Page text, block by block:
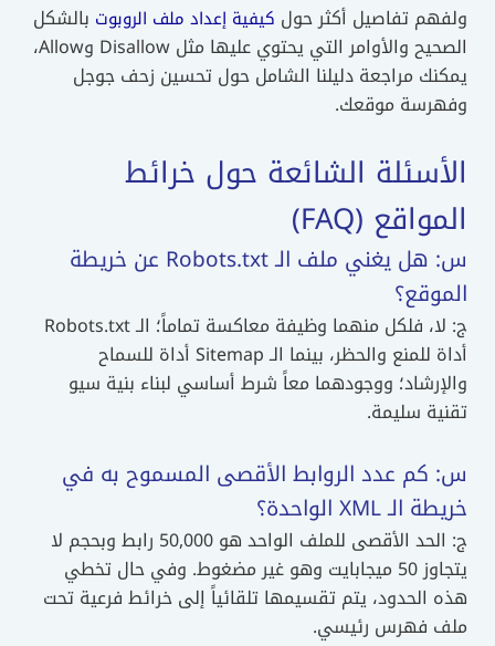
ولفهم تفاصيل أكثر حول كيفية إعداد ملف الروبوت بالشكل
الصحيح والأوامر التي يحتوي عليها مثل Disallow وAllow،
يمكنك مراجعة دليلنا الشامل حول تحسين زحف جوجل
وفهرسة موقعك.
الأسئلة الشائعة حول خرائط
المواقع (FAQ)
س: هل يغني ملف الـ Robots.txt عن خريطة
الموقع؟
ج: لا، فلكل منهما وظيفة معاكسة تماماً؛ الـ Robots.txt
أداة للمنع والحظر، بينما الـ Sitemap أداة للسماح
والإرشاد؛ ووجودهما معاً شرط أساسي لبناء بنية سيو
تقنية سليمة.
س: كم عدد الروابط الأقصى المسموح به في
خريطة الـ XML الواحدة؟
ج: الحد الأقصى للملف الواحد هو 50,000 رابط وبحجم لا
يتجاوز 50 ميجابايت وهو غير مضغوط. وفي حال تخطي
هذه الحدود، يتم تقسيمها تلقائياً إلى خرائط فرعية تحت
ملف فهرس رئيسي.